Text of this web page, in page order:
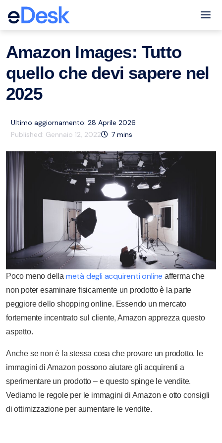
eCommerce Support Central
Amazon Images: Tutto
quello che devi sapere nel
2025
Ultimo aggiornamento: 28 Aprile 2026
Published: Gennaio 12, 2022 7 mins
Poco meno della metà degli acquirenti online afferma che
non poter esaminare fisicamente un prodotto è la parte
peggiore dello shopping online. Essendo un mercato
fortemente incentrato sul cliente, Amazon apprezza questo
aspetto.
Anche se non è la stessa cosa che provare un prodotto, le
immagini di Amazon possono aiutare gli acquirenti a
sperimentare un prodotto – e questo spinge le vendite.
Vediamo le regole per le immagini di Amazon e otto consigli
di ottimizzazione per aumentare le vendite.